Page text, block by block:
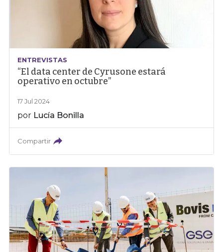
ENTREVISTAS
“El data center de Cyrusone estará
operativo en octubre”
17 Jul 2024
por Lucía Bonilla
Compartir